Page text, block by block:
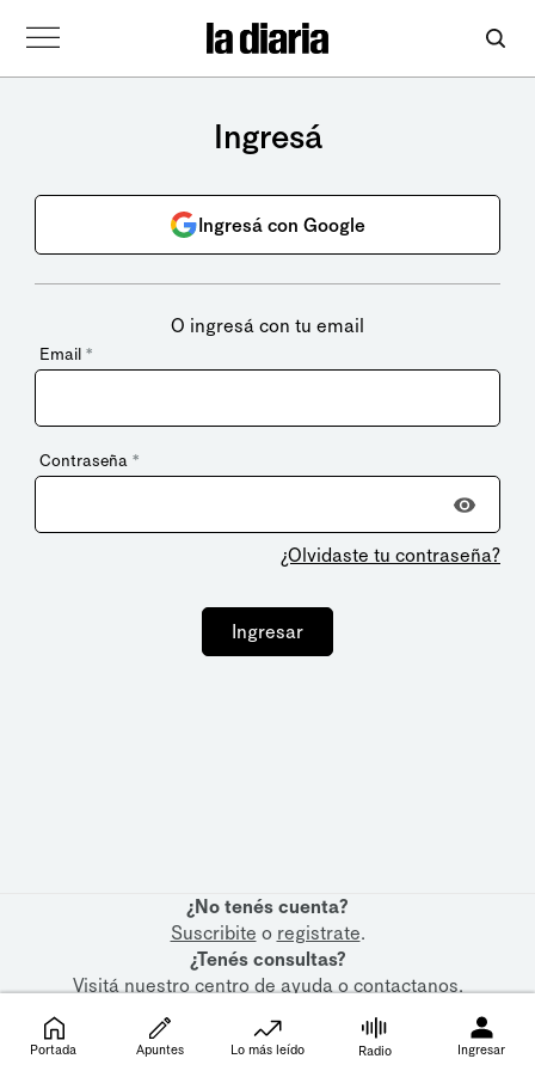
Ingresá
Ingresá con Google
O ingresá con tu email
Email *
Contraseña *
¿Olvidaste tu contraseña?
Ingresar
¿No tenés cuenta?
Suscribite o registrate.
¿Tenés consultas?
Visitá nuestrocentro de ayudaocontactanos.
Portada Apuntes Lo más leído Radio Ingresar